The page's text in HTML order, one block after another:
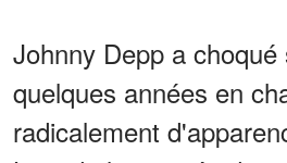
Johnny Depp a
quelques années en
radicalement